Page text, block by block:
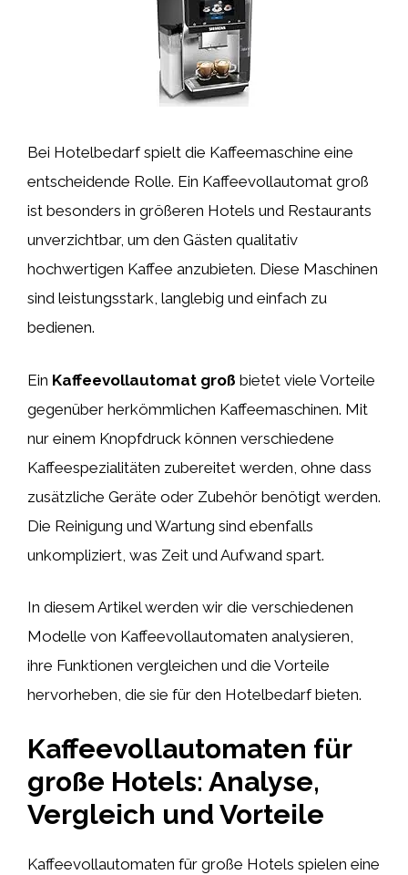
Bei Hotelbedarf spielt die Kaffeemaschine eine
entscheidende Rolle. Ein Kaffeevollautomat groß
ist besonders in größeren Hotels und Restaurants
unverzichtbar, um den Gästen qualitativ
hochwertigen Kaffee anzubieten. Diese Maschinen
sind leistungsstark, langlebig und einfach zu
bedienen.
Ein Kaffeevollautomat groß bietet viele Vorteile
gegenüber herkömmlichen Kaffeemaschinen. Mit
nur einem Knopfdruck können verschiedene
Kaffeespezialitäten zubereitet werden, ohne dass
zusätzliche Geräte oder Zubehör benötigt werden.
Die Reinigung und Wartung sind ebenfalls
unkompliziert, was Zeit und Aufwand spart.
In diesem Artikel werden wir die verschiedenen
Modelle von Kaffeevollautomaten analysieren,
ihre Funktionen vergleichen und die Vorteile
hervorheben, die sie für den Hotelbedarf bieten.
Kaffeevollautomaten für
große Hotels: Analyse,
Vergleich und Vorteile
Kaffeevollautomaten für große Hotels spielen eine